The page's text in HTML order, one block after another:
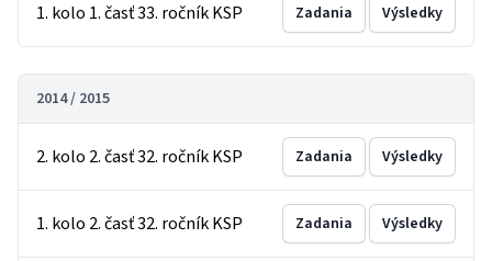
1. kolo 1. časť 33. ročník KSP Zadania Výsledky
2014 / 2015
2. kolo 2. časť 32. ročník KSP Zadania Výsledky
1. kolo 2. časť 32. ročník KSP Zadania Výsledky